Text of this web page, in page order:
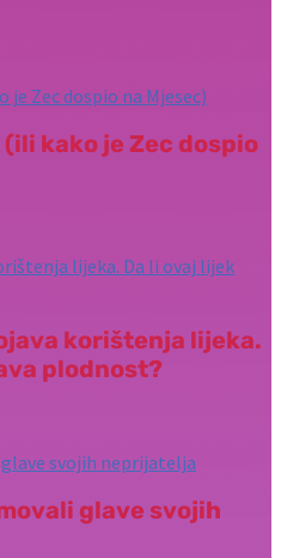
kako je Zec dospio
korištenja lijeka.
plodnost?
glave svojih